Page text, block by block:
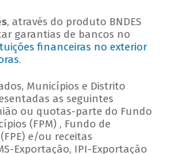
, através do produto BNDES
garantias de bancos no
financeiras no exterior
.
Municípios e Distrito
as seguintes
ou quotas-parte do Fundo
(FPM) , Fundo de
e/ou receitas
Exportação, IPI-Exportação